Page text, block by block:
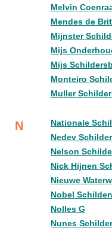
Melvin
Mendes de
Mijnster
Mijs
Mijs
Monteiro
Muller
N
Nationale
Nedev
Nelson
Nick Hijnen
Nieuwe
Nobel
Nolles G
Nunes Schilder